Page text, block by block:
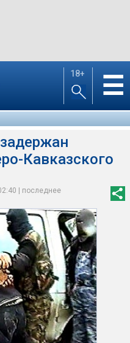
18+ ☰
Кавказского
| последнее